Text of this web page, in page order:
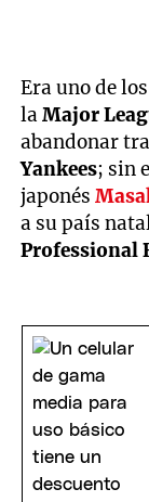
Era uno de
laMajor
abandonar
Yankees; sin
japonés
a su país
Professional